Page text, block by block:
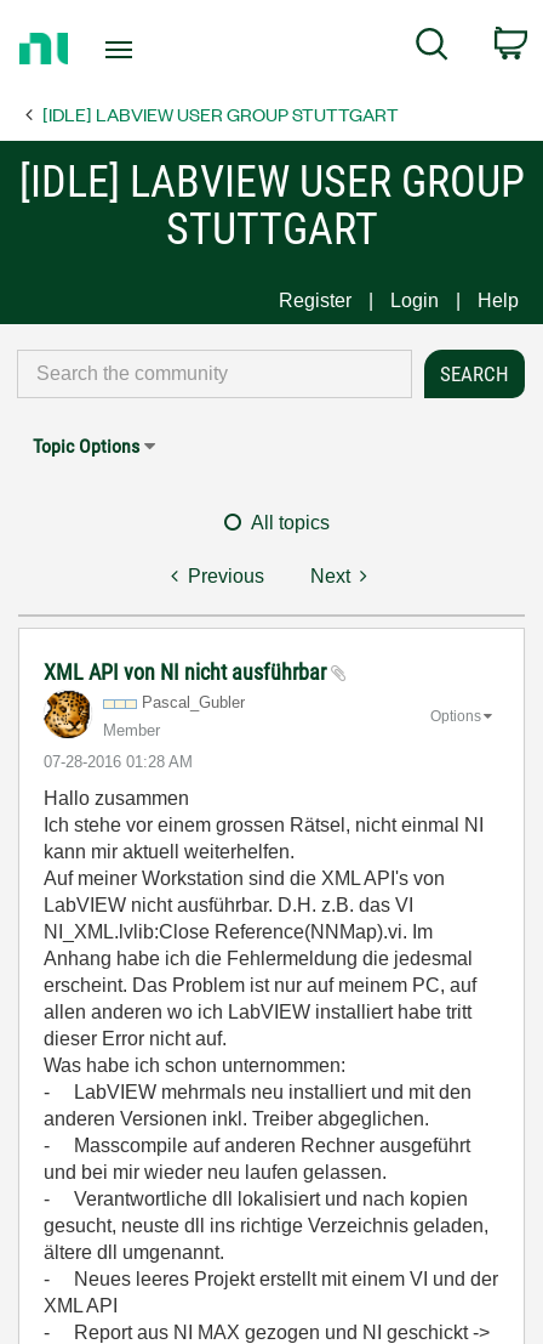
Page
Search
[IDLE] LABVIEW USER GROUP STUTTGART
[IDLE] LABVIEW USER GROUP
STUTTGART
Register Login Help
Topic Options
All topics
Previous Next
XML API von NI nicht ausführbar
Pascal_Gubler
Member
‎07-28-2016 01:28 AM
Options
Hallo zusammen
Ich stehe vor einem grossen Rätsel, nicht einmal NI
kann mir aktuell weiterhelfen.
Auf meiner Workstation sind die XML API's von
LabVIEW nicht ausführbar. D.H. z.B. das VI
NI_XML.lvlib:Close Reference(NNMap).vi. Im
Anhang habe ich die Fehlermeldung die jedesmal
erscheint. Das Problem ist nur auf meinem PC, auf
allen anderen wo ich LabVIEW installiert habe tritt
dieser Error nicht auf.
Was habe ich schon unternommen:
- LabVIEW mehrmals neu installiert und mit den
anderen Versionen inkl. Treiber abgeglichen.
- Masscompile auf anderen Rechner ausgeführt
und bei mir wieder neu laufen gelassen.
- Verantwortliche dll lokalisiert und nach kopien
gesucht, neuste dll ins richtige Verzeichnis geladen,
ältere dll umgenannt.
- Neues leeres Projekt erstellt mit einem VI und der
XML API
- Report aus NI MAX gezogen und NI geschickt ->